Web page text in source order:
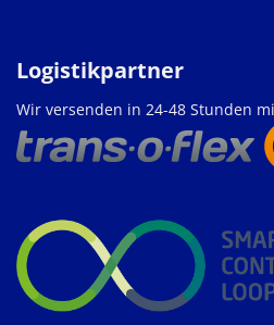
Logistikpartner
Wir versenden in 24-48 Stunden